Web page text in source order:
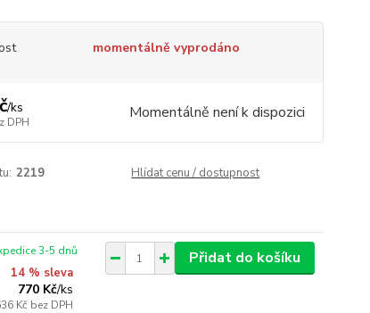
momentálně vyprodáno
/ks
DPH Momentálně není k dispozici
2219 Hlídat cenu / dostupnost
14 % sleva
770 Kč/ks
Kč bez DPH
3-5 dnů Přidat do košíku